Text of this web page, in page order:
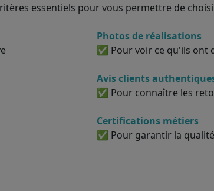
essentiels pour vous permettre de
Photos de réalisations
✅ Pour voir ce qu'ils ont
Avis clients
✅ Pour connaître les
Certifications métiers
✅ Pour garantir la